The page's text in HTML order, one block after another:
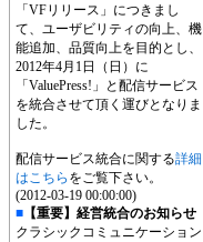
「VFリリース」につきまし
て、ユーザビリティの向上、機
能追加、品質向上を目的とし、
2012年4月1日（日）に
「ValuePress!」と配信サービス
を統合させて頂く運びとなりま
した。
配信サービス統合に関する詳細
はこちら をご覧下さい。
(2012-03-19 00:00:00)
■ 【重要】経営統合のお知らせ
クラシックコミュニケーション